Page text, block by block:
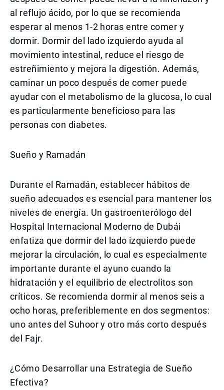
al reflujo ácido, por lo que se recomienda
esperar al menos 1-2 horas entre comer y
dormir. Dormir del lado izquierdo ayuda al
movimiento intestinal, reduce el riesgo de
estreñimiento y mejora la digestión. Además,
caminar un poco después de comer puede
ayudar con el metabolismo de la glucosa, lo cual
es particularmente beneficioso para las
personas con diabetes.
Sueño y Ramadán
Durante el Ramadán, establecer hábitos de
sueño adecuados es esencial para mantener los
niveles de energía. Un gastroenterólogo del
Hospital Internacional Moderno de Dubái
enfatiza que dormir del lado izquierdo puede
mejorar la circulación, lo cual es especialmente
importante durante el ayuno cuando la
hidratación y el equilibrio de electrolitos son
críticos. Se recomienda dormir al menos seis a
ocho horas, preferiblemente en dos segmentos:
uno antes del Suhoor y otro más corto después
del Fajr.
¿Cómo Desarrollar una Estrategia de Sueño
Efectiva?